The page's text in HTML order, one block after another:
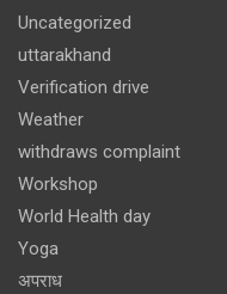
Uncategorized
uttarakhand
Verification drive
Weather
withdraws complaint
Workshop
World Health day
Yoga
अपराध